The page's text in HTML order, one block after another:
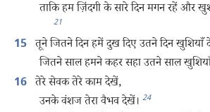
ताकि हम ज़िंदगी के सारे दिन मगन रहें और
21
15 तूने जितने दिन हमें दुख दिए उतने दिन खुशियाँ
जितने साल हमने कहर सहा उतने साल
16 तेरे सेवक तेरे काम देखें,
उनके वंशज तेरा वैभव देखें। 24